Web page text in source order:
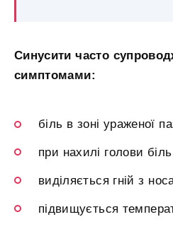
Синусити часто
симптомами:
біль в зоні ураженої
при нахилі голови
виділяється гній з
підвищується